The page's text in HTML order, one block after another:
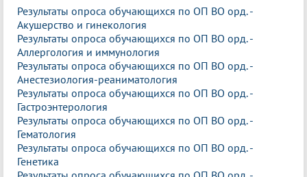
Результаты опроса обучающихся по ОП ВО орд. -
Акушерство и гинекология
Результаты опроса обучающихся по ОП ВО орд. -
Аллергология и иммунология
Результаты опроса обучающихся по ОП ВО орд. -
Анестезиология-реаниматология
Результаты опроса обучающихся по ОП ВО орд. -
Гастроэнтерология
Результаты опроса обучающихся по ОП ВО орд. -
Гематология
Результаты опроса обучающихся по ОП ВО орд. -
Генетика